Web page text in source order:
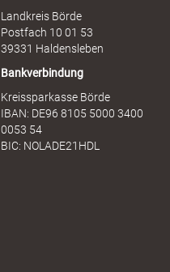
Landkreis Börde
Postfach 10 01 53
39331 Haldensleben
Bankverbindung
Kreissparkasse Börde
IBAN: DE96 8105 5000 3400
0053 54
BIC: NOLADE21HDL